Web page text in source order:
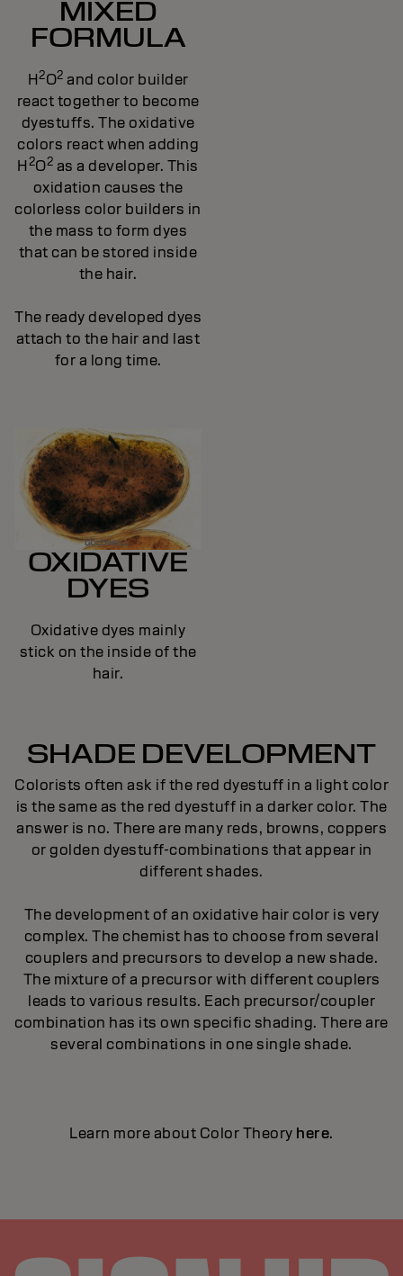
MIXED
FORMULA
H2O2 and color builder
react together to become
dyestuffs. The oxidative
colors react when adding
H2O2 as a developer. This
oxidation causes the
colorless color builders in
the mass to form dyes
that can be stored inside
the hair.
The ready developed dyes
attach to the hair and last
for a long time.
OXIDATIVE
DYES
Oxidative dyes mainly
stick on the inside of the
hair.
SHADE DEVELOPMENT
Colorists often ask if the red dyestuff in a light color
is the same as the red dyestuff in a darker color. The
answer is no. There are many reds, browns, coppers
or golden dyestuff-combinations that appear in
different shades.
The development of an oxidative hair color is very
complex. The chemist has to choose from several
couplers and precursors to develop a new shade.
The mixture of a precursor with different couplers
leads to various results. Each precursor/coupler
combination has its own specific shading. There are
several combinations in one single shade.
Learn more about Color Theory here.